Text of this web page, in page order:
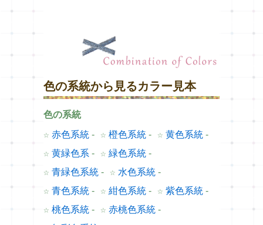
色の系統から見るカラー見本
色の系統
☆ 赤色系統 - ☆ 橙色系統 - ☆ 黄色系統 -
☆ 黄緑色系 - ☆ 緑色系統 -
☆ 青緑色系統 - ☆ 水色系統 -
☆ 青色系統 - ☆ 紺色系統 - ☆ 紫色系統 -
☆ 桃色系統 - ☆ 赤桃色系統 -